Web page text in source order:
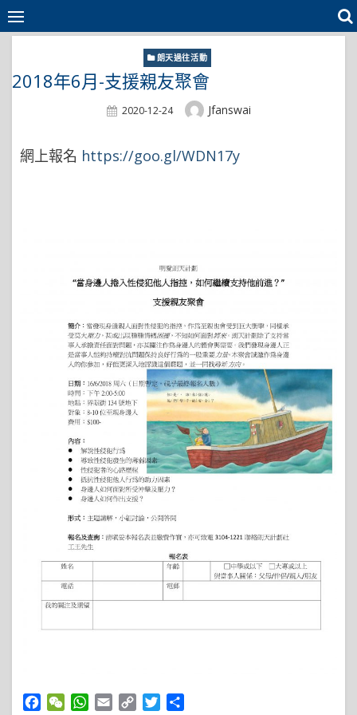
Skip
to
朗天過往活動
2018年6月-支援親友聚會
Posted
2020-12-24 Author
Jfanswai
網上報名 https://goo.gl/WDN17y
Facebook
WeChatWhatsApp
Email Copy
Twitter